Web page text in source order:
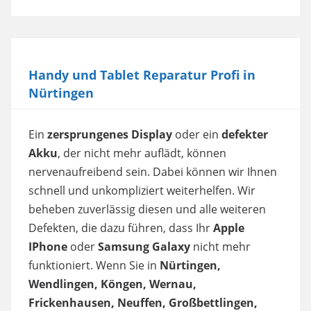
Handy und Tablet Reparatur Profi in
Nürtingen
Ein zersprungenes Display oder ein defekter
Akku, der nicht mehr auflädt, können
nervenaufreibend sein. Dabei können wir Ihnen
schnell und unkompliziert weiterhelfen. Wir
beheben zuverlässig diesen und alle weiteren
Defekten, die dazu führen, dass IhrApple
IPhone oderSamsung Galaxy nicht mehr
funktioniert. Wenn Sie in Nürtingen,
Wendlingen, Köngen, Wernau,
Frickenhausen, Neuffen, Großbettlingen,